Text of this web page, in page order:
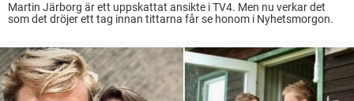
Martin Järborg är ett uppskattat ansikte i TV4. Men nu verkar det
som det dröjer ett tag innan tittarna får se honom i Nyhetsmorgon.